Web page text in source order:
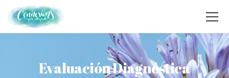
Evaluación Diagnóstica